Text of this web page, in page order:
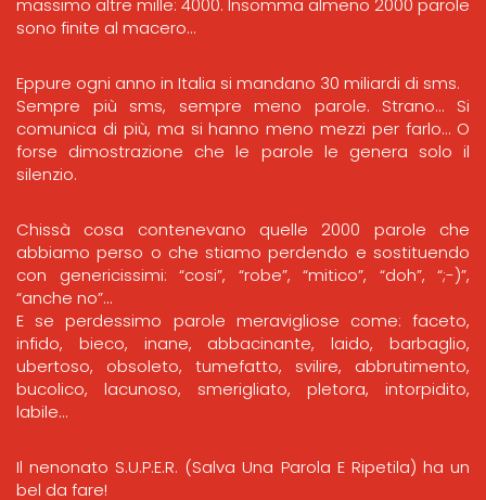
massimo altre mille: 4000. Insomma almeno 2000 parole
sono finite al macero…
Eppure ogni anno in Italia si mandano 30 miliardi di sms.
Sempre più sms, sempre meno parole. Strano… Si
comunica di più, ma si hanno meno mezzi per farlo… O
forse dimostrazione che le parole le genera solo il
silenzio.
Chissà cosa contenevano quelle 2000 parole che
abbiamo perso o che stiamo perdendo e sostituendo
con genericissimi: “cosi”, “robe”, “mitico”, “doh”, “;-)”,
“anche no”…
E se perdessimo parole meravigliose come: faceto,
infido, bieco, inane, abbacinante, laido, barbaglio,
ubertoso, obsoleto, tumefatto, svilire, abbrutimento,
bucolico, lacunoso, smerigliato, pletora, intorpidito,
labile…
Il nenonato S.U.P.E.R. (Salva Una Parola E Ripetila) ha un
bel da fare!